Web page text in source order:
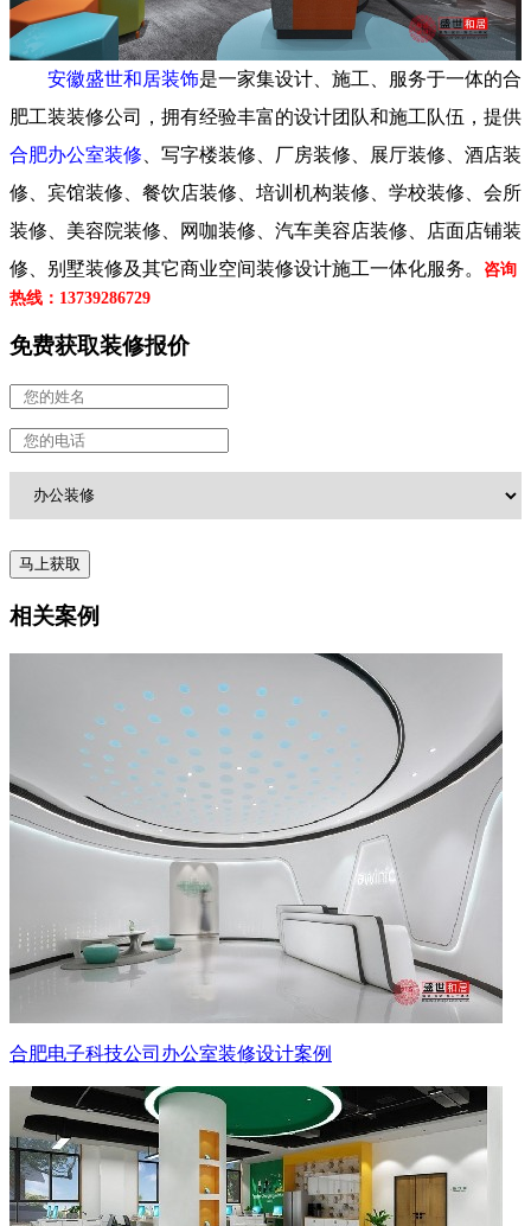
安徽盛世和居装饰是一家集设计、施工、服务于一体的合
肥工装装修公司， 拥有经验丰富的设计团队和施工队伍， 提供
合肥办公室装修 、写字楼装修、厂房装修、展厅装修、酒店装
修、 宾馆装修、 餐饮店装修、培训机构装修、学校装修、会所
装修、美容院装修、网咖装修、汽车美容店装修、店面店铺装
修、别墅装修及其它商业空间装修设计施工一体化服务。
咨询
热线：13739286729
免费获取装修报价
相关案例
合肥电子科技公司办公室装修设计案例